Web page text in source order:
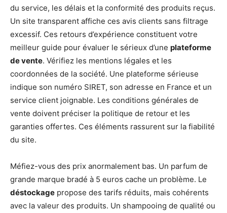
du service, les délais et la conformité des produits reçus.
Un site transparent affiche ces avis clients sans filtrage
excessif. Ces retours d’expérience constituent votre
meilleur guide pour évaluer le sérieux d’une plateforme
de vente. Vérifiez les mentions légales et les
coordonnées de la société. Une plateforme sérieuse
indique son numéro SIRET, son adresse en France et un
service client joignable. Les conditions générales de
vente doivent préciser la politique de retour et les
garanties offertes. Ces éléments rassurent sur la fiabilité
du site.
Méfiez-vous des prix anormalement bas. Un parfum de
grande marque bradé à 5 euros cache un problème. Le
déstockage propose des tarifs réduits, mais cohérents
avec la valeur des produits. Un shampooing de qualité ou